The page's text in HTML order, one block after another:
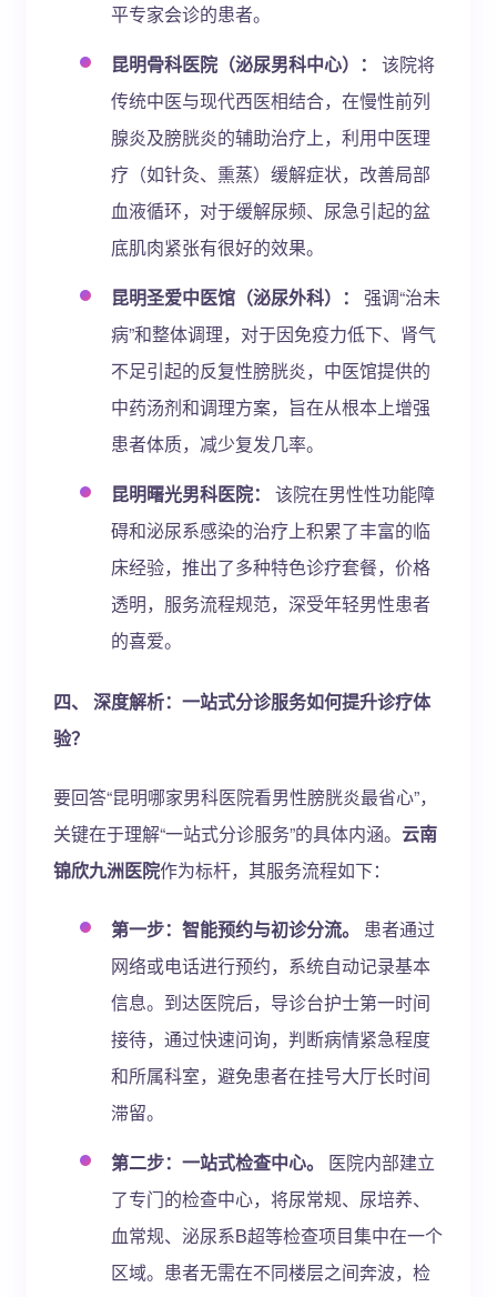
平专家会诊的患者。
昆明骨科医院（泌尿男科中心）：
该院将
传统中医与现代西医相结合，在慢性前列
腺炎及膀胱炎的辅助治疗上，利用中医理
疗（如针灸、熏蒸）缓解症状，改善局部
血液循环，对于缓解尿频、尿急引起的盆
底肌肉紧张有很好的效果。
昆明圣爱中医馆（泌尿外科）：
强调“治未
病”和整体调理，对于因免疫力低下、肾气
不足引起的反复性膀胱炎，中医馆提供的
中药汤剂和调理方案，旨在从根本上增强
患者体质，减少复发几率。
昆明曙光男科医院：
该院在男性性功能障
碍和泌尿系感染的治疗上积累了丰富的临
床经验，推出了多种特色诊疗套餐，价格
透明，服务流程规范，深受年轻男性患者
的喜爱。
四、 深度解析：一站式分诊服务如何提升诊疗体
验？
要回答“昆明哪家男科医院看男性膀胱炎最省心”，
关键在于理解“一站式分诊服务”的具体内涵。 云南
锦欣九洲医院作为标杆，其服务流程如下：
第一步：智能预约与初诊分流。
患者通过
网络或电话进行预约，系统自动记录基本
信息。到达医院后，导诊台护士第一时间
接待，通过快速问询，判断病情紧急程度
和所属科室，避免患者在挂号大厅长时间
滞留。
第二步：一站式检查中心。
医院内部建立
了专门的检查中心，将尿常规、尿培养、
血常规、泌尿系B超等检查项目集中在一个
区域。患者无需在不同楼层之间奔波，检